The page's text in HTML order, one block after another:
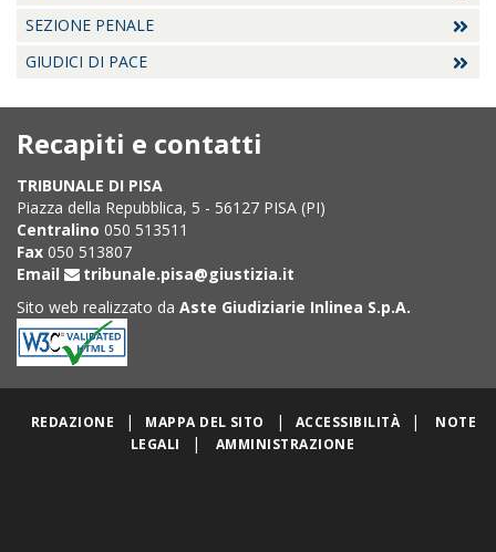
SEZIONE PENALE
GIUDICI DI PACE
Recapiti e contatti
TRIBUNALE DI PISA
Piazza della Repubblica, 5 - 56127 PISA (PI)
Centralino 050 513511
Fax 050 513807
Email
tribunale.pisa@giustizia.it
Sito web realizzato da Aste Giudiziarie Inlinea S.p.A.
REDAZIONE | MAPPA DEL SITO | ACCESSIBILITÀ |
NOTE
LEGALI
| AMMINISTRAZIONE